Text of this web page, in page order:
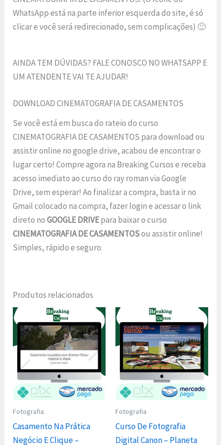
WhatsApp está na parte inferior esquerda do site, é só
clicar e você será redirecionado, sem complicações) 🙂
AINDA TEM DÚVIDAS? FALE CONOSCO NO WHATSAPP E
UM ATENDENTE VAI TE AJUDAR!
DOWNLOAD CINEMATOGRAFIA DE CASAMENTOS
Se você está em busca do rateio do curso
CINEMATOGRAFIA DE CASAMENTOS para download ou
assistir online no google drive, acabou de encontrar o
lugar certo! Compre agora na Breaking Cursos e receba
acesso imediato ao curso do ray roman via Google
Drive, sem esperar! Ao finalizar a compra, basta ir no
Gmail colocado na compra, fazer login e acessar o link
direto noGOOGLE DRIVEpara baixar o curso
CINEMATOGRAFIA DE CASAMENTOSou assistir online!
Simples, rápido e seguro.
Produtos relacionados
Fotografia
Casamento Na Prática
Negócio E Clique –
Fotografia
Curso De Fotografia
Digital Canon – Planeta